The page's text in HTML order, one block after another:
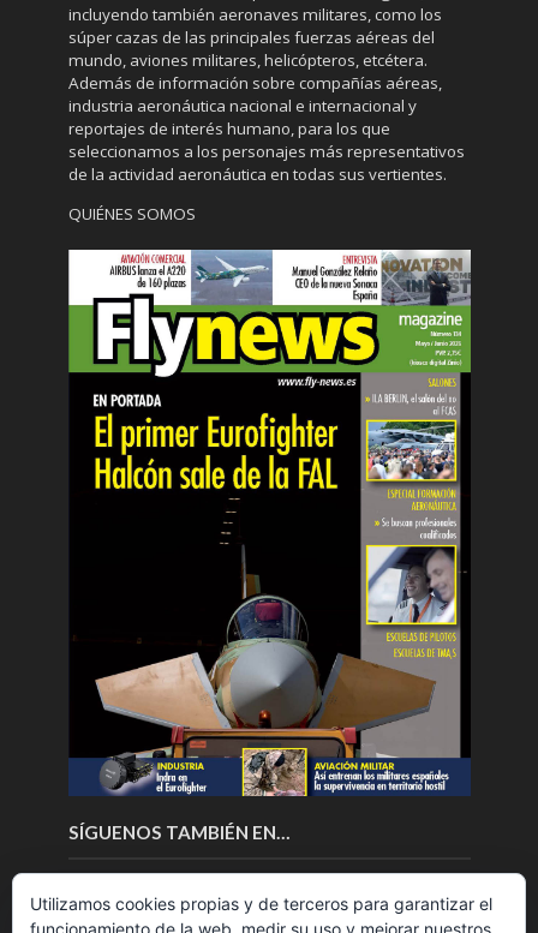
incluyendo también aeronaves militares, como los
súper cazas de las principales fuerzas aéreas del
mundo, aviones militares, helicópteros, etcétera.
Además de información sobre compañías aéreas,
industria aeronáutica nacional e internacional y
reportajes de interés humano, para los que
seleccionamos a los personajes más representativos
de la actividad aeronáutica en todas sus vertientes.
QUIÉNES SOMOS
SÍGUENOS TAMBIÉN EN…
Utilizamos cookies propias y de terceros para garantizar el
funcionamiento de la web, medir su uso y mejorar nuestros